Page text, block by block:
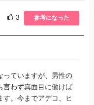
3 参考になった
っていますが、男性の
言わず真面目に働けば
。今までアデコ、ヒ